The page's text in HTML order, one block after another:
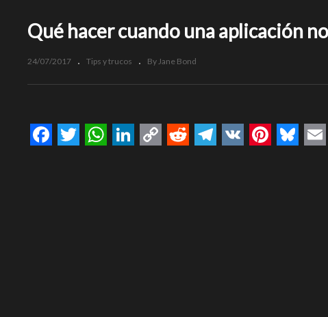
Qué hacer cuando una aplicación
24/07/2017 Tips y trucos By Jane Bond